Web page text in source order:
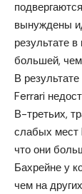
вынуждены
результате
большей,
В
Ferrari
В-третьих,
слабых мест
что они
Бахрейне у
чем на